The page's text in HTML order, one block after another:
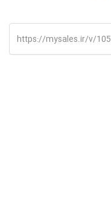
https://mysales.ir/v/105